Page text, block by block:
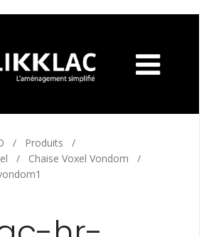
/ Produits /
/ Chaise Voxel Vondom /